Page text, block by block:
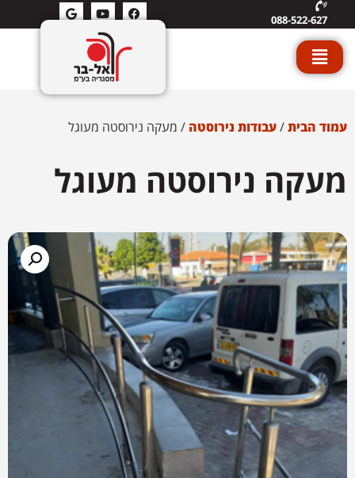
088-522-627
עמוד הבית/עבודות נירוסטה / מעקה נירוסטה מעוגל
מעקה נירוסטה מעוגל